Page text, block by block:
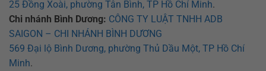
25 Đồng Xoài, phường Tân Bình, TP Hồ Chí Minh.
Chi nhánh Bình Dương: CÔNG TY LUẬT TNHH ADB
SAIGON – CHI NHÁNH BÌNH DƯƠNG
569 Đại lộ Bình Dương, phường Thủ Dầu Một, TP Hồ Chí
Minh.